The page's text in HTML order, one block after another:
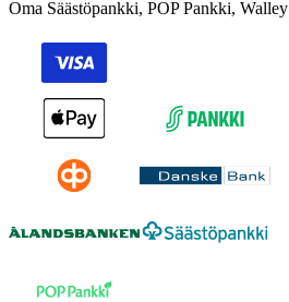
Oma Säästöpankki, POP Pankki, Walley